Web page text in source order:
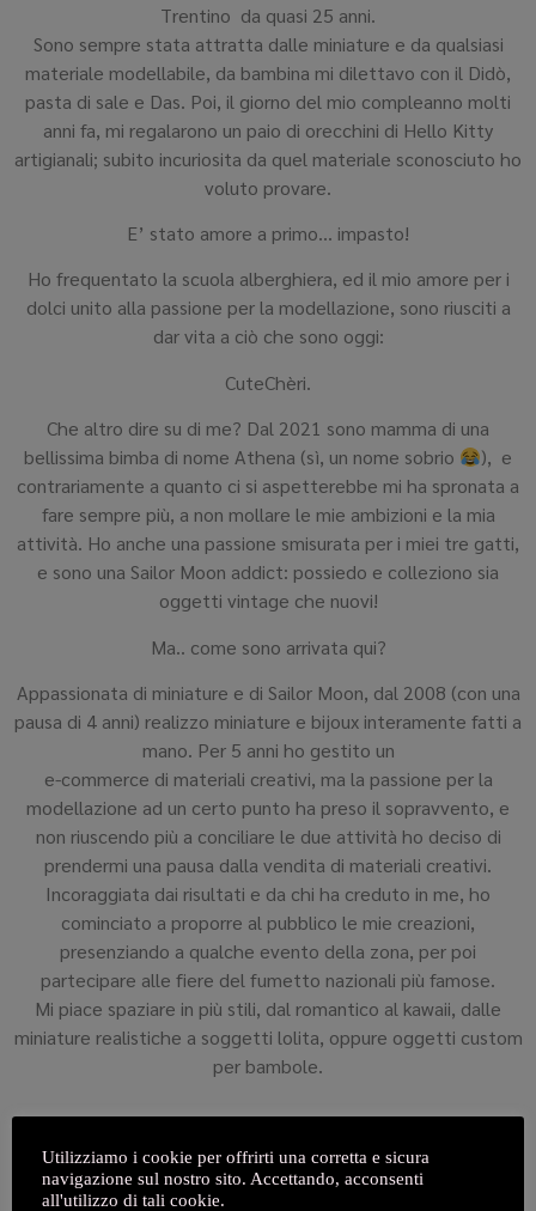
Trentino da quasi 25 anni.
Sono sempre stata attratta dalle miniature e da qualsiasi
materiale modellabile, da bambina mi dilettavo con il Didò,
pasta di sale e Das. Poi, il giorno del mio compleanno molti
anni fa, mi regalarono un paio di orecchini di Hello Kitty
artigianali; subito incuriosita da quel materiale sconosciuto ho
voluto provare.
E’ stato amore a primo… impasto!
Ho frequentato la scuola alberghiera, ed il mio amore per i
dolci unito alla passione per la modellazione, sono riusciti a
dar vita a ciò che sono oggi:
CuteChèri.
Che altro dire su di me? Dal 2021 sono mamma di una
bellissima bimba di nome Athena (sì, un nome sobrio
), e
contrariamente a quanto ci si aspetterebbe mi ha spronata a
fare sempre più, a non mollare le mie ambizioni e la mia
attività. Ho anche una passione smisurata per i miei tre gatti,
e sono una Sailor Moon addict: possiedo e colleziono sia
oggetti vintage che nuovi!
Ma.. come sono arrivata qui?
Appassionata di miniature e di Sailor Moon, dal 2008 (con una
pausa di 4 anni) realizzo miniature e bijoux interamente fatti a
mano. Per 5 anni ho gestito un
e-commerce di materiali creativi, ma la passione per la
modellazione ad un certo punto ha preso il sopravvento, e
non riuscendo più a conciliare le due attività ho deciso di
prendermi una pausa dalla vendita di materiali creativi.
Incoraggiata dai risultati e da chi ha creduto in me, ho
cominciato a proporre al pubblico le mie creazioni,
presenziando a qualche evento della zona, per poi
partecipare alle fiere del fumetto nazionali più famose.
Mi piace spaziare in più stili, dal romantico al kawaii, dalle
miniature realistiche a soggetti lolita, oppure oggetti custom
per bambole.
Utilizziamo i cookie per offrirti una corretta e sicura
navigazione sul nostro sito. Accettando, acconsenti
all'utilizzo di tali cookie.